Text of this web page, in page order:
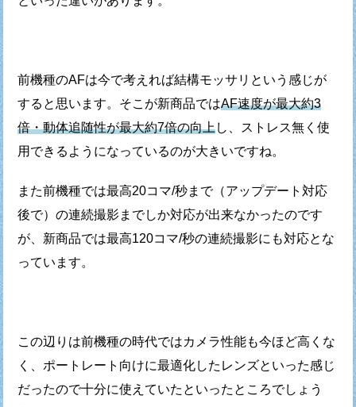
前機種のAFは今で考えれば結構モッサリという感じが
すると思います。 そこが新商品ではAF速度が最大約3
倍・動体追随性が最大約7倍の向上し、
ストレス無く使
用できるようになっているのが大きいですね。
また前機種では最高20コマ/秒まで（アップデート対応
後で）の連続撮影までしか対応が出来なかったのです
が、 新商品では最高120コマ/秒の連続撮影にも対応とな
っています。
この辺りは前機種の時代ではカメラ性能も今ほど高くな
く、 ポートレート向けに最適化したレンズといった感じ
だったので十分に使えていたといったところでしょう